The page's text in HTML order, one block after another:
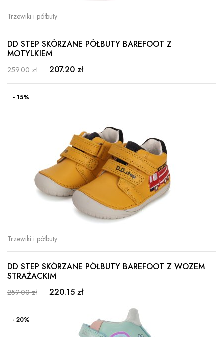
Trzewiki i półbuty
DD STEP SKÓRZANE PÓŁBUTY BAREFOOT Z
MOTYLKIEM
259.00 zł 207.20 zł
- 15%
Trzewiki i półbuty
DD STEP SKÓRZANE PÓŁBUTY BAREFOOT Z WOZEM
STRAŻACKIM
259.00 zł 220.15 zł
- 20%